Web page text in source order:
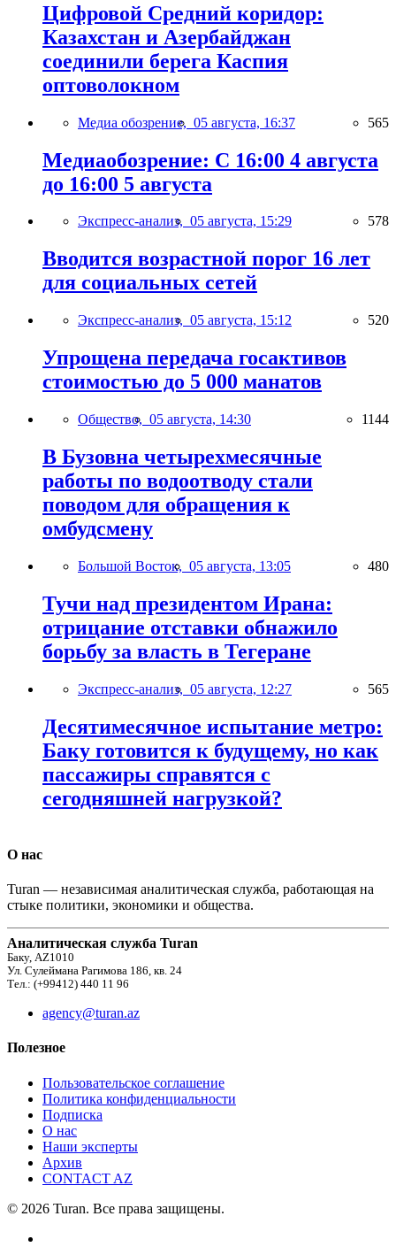
Цифровой Средний коридор:
Казахстан и Азербайджан
соединили берега Каспия
оптоволокном
Медиа обозрение, 05 августа, 16:37 565
Медиаобозрение: С 16:00 4 августа
до 16:00 5 августа
Экспресс-анализ, 05 августа, 15:29 578
Вводится возрастной порог 16 лет
для социальных сетей
Экспресс-анализ, 05 августа, 15:12 520
Упрощена передача госактивов
стоимостью до 5 000 манатов
Общество, 05 августа, 14:30 1144
В Бузовна четырехмесячные
работы по водоотводу стали
поводом для обращения к
омбудсмену
Большой Восток, 05 августа, 13:05 480
Тучи над президентом Ирана:
отрицание отставки обнажило
борьбу за власть в Тегеране
Экспресс-анализ, 05 августа, 12:27 565
Десятимесячное испытание метро:
Баку готовится к будущему, но как
пассажиры справятся с
сегодняшней нагрузкой?
О нас
Turan — независимая аналитическая служба, работающая на
стыке политики, экономики и общества.
Аналитическая служба Turan
Баку, AZ1010
Ул. Сулеймана Рагимова 186, кв. 24
Тел.: (+99412) 440 11 96
agency@turan.az
Полезное
Пользовательское соглашение
Политика конфиденциальности
Подписка
О нас
Наши эксперты
Архив
CONTACT AZ
© 2026 Turan. Все права защищены.